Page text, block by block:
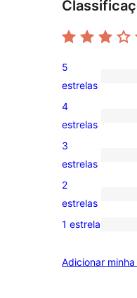
1
avaliação
com
5
estrelas
0
avaliação
com
4
estrelas
0
avaliação
com
3
estrelas
0
avaliação
2
2
estrelas
1
com
1 estrela
Adicionar